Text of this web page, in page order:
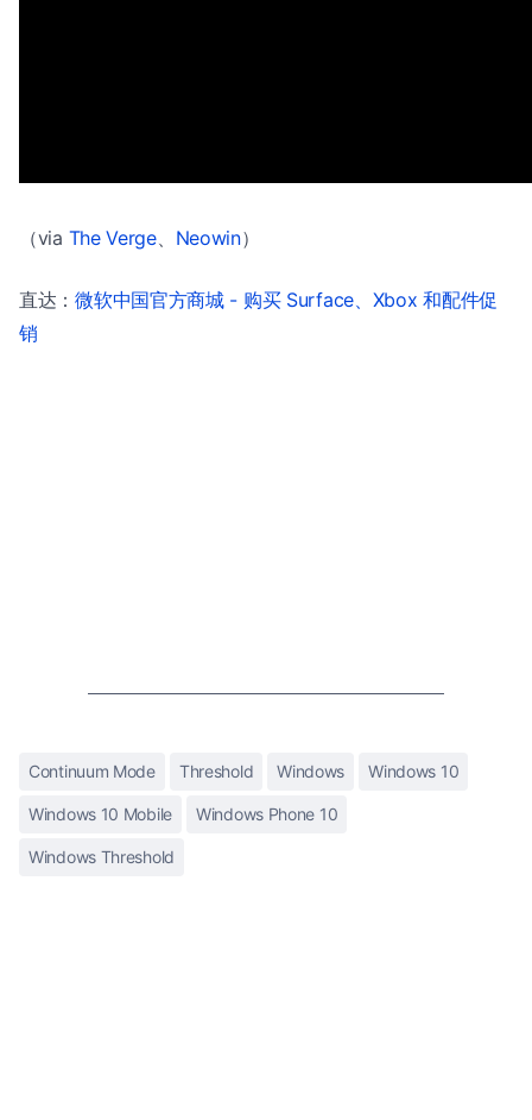
（via The Verge、 Neowin）
直达：微软中国官方商城 - 购买 Surface、Xbox 和配件促
销
Continuum Mode Threshold Windows Windows 10
Windows 10 Mobile Windows Phone 10
Windows Threshold